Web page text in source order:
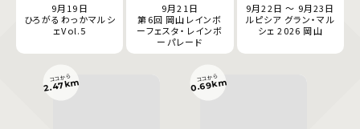
9月19日
ひろがるわっかマルシ
ェVol.5
9月21日
第6回 岡山レインボ
ーフェスタ・レインボ
ーパレード
9月22日 ～ 9月23日
ルピシア グラン・マル
シェ 2026 岡山
ココから
2.47km ココから
0.69km